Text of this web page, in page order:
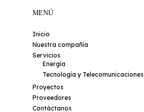
MENÚ
Inicio
Nuestra compañía
Servicios
Energía
Tecnología y Telecomunicaciones
Proyectos
Proveedores
Contáctanos